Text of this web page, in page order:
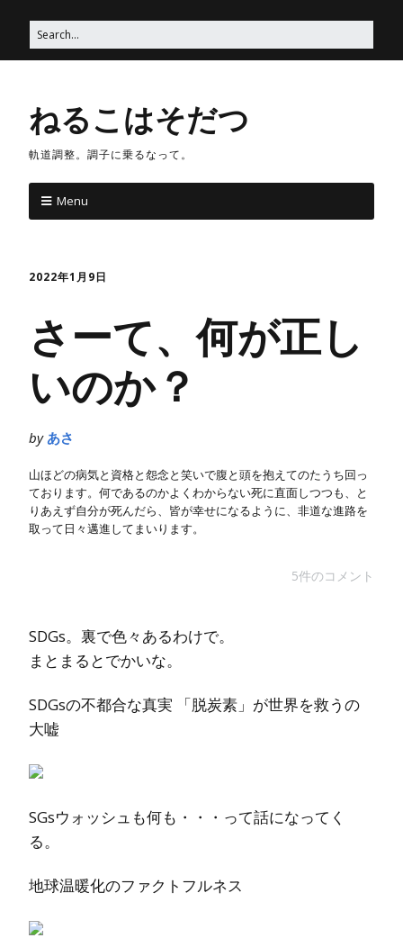
ねるこはそだつ
軌道調整。調子に乗るなって。
Menu
2022年1月9日
さーて、何が正し
いのか？
by あさ
山ほどの病気と資格と怨念と笑いで腹と頭を抱えてのたうち回っ
ております。何であるのかよくわからない死に直面しつつも、と
りあえず自分が死んだら、皆が幸せになるように、非道な進路を
取って日々邁進してまいります。
5件のコメント
SDGs。裏で色々あるわけで。
まとまるとでかいな。
SDGsの不都合な真実 「脱炭素」が世界を救うの
大嘘
SGsウォッシュも何も・・・って話になってく
る。
地球温暖化のファクトフルネス